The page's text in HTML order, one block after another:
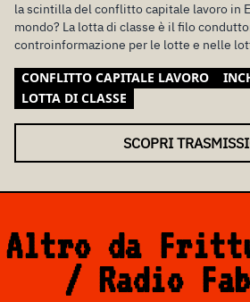
la scintilla del conflitto capitale lavoro in
mondo? La lotta di classe è il filo
controinformazione per le lotte e nelle
CONFLITTO CAPITALE LAVORO
LOTTA DI CLASSE
SCOPRI
Altro da
/ Radio